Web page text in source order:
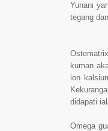
Yunani
tegang
kuman
ion
didapati
Omega